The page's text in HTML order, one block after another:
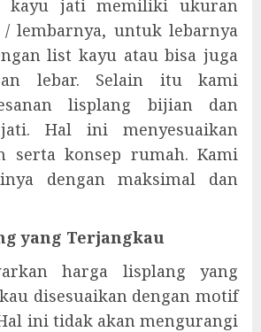
kayu jati memiliki ukuran
lembarnya, untuk lebarnya
list kayu atau bisa juga
lebar. Selain itu kami
lisplang bijian dan
Hal ini menyesuaikan
serta konsep rumah. Kami
dengan maksimal dan
yang Terjangkau
harga lisplang yang
disesuaikan dengan motif
ini tidak akan mengurangi